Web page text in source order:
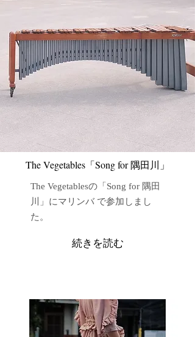
​The Vegetables「Song for 隅田川」
The Vegetablesの「Song for 隅田
川」にマリンバ で参加しまし
た。
続きを読む